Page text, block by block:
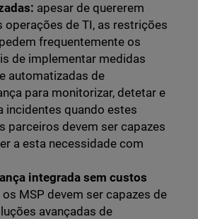
apesar de quererem
operações de TI, as restrições
frequentemente os
de implementar medidas
automatizadas de
para monitorizar, detetar e
incidentes quando estes
parceiros devem ser capazes
a esta necessidade com
integrada sem custos
os MSP devem ser capazes de
avançadas de